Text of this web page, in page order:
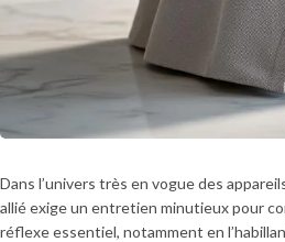
Dans l’univers très en vogue des
allié exige un entretien minutieux pour
réflexe essentiel, notamment en